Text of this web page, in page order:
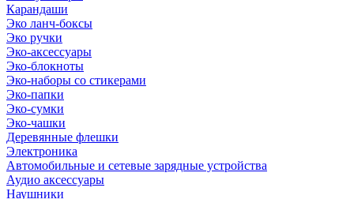
Карандаши
Эко ланч-боксы
Эко ручки
Эко-аксессуары
Эко-блокноты
Эко-наборы со стикерами
Эко-папки
Эко-сумки
Эко-чашки
Деревянные флешки
Электроника
Автомобильные и сетевые зарядные устройства
Аудио аксессуары
Наушники